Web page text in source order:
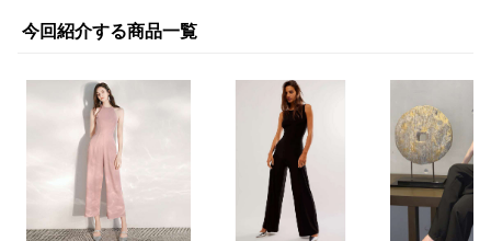
今回紹介する商品一覧